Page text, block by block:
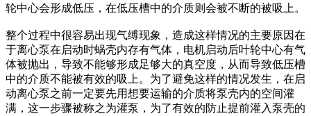
轮中心会形成低压，在低压槽中的介质则会被不断的被吸上。
整个过程中很容易出现气缚现象，造成这样情况的主要原因在
于离心泵在启动时蜗壳内存有气体，电机启动后叶轮中心有气
体被抛出，导致不能够形成足够大的真空度，从而导致低压槽
中的介质不能被有效的吸上。为了避免这样的情况发生，在启
动离心泵之前一定要先用想要运输的介质将泵壳内的空间灌
满，这一步骤被称之为灌泵，为了有效的防止提前灌入泵壳的